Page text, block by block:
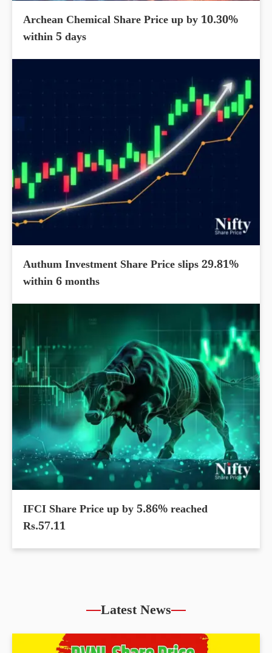
Archean Chemical Share Price up by 10.30%
within 5 days
Authum Investment Share Price slips 29.81%
within 6 months
IFCI Share Price up by 5.86% reached
Rs.57.11
Latest News